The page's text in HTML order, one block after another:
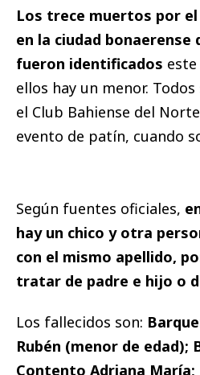
Los trece muertos por
en la ciudad bonaerense
fueron identificados
ellos hay un menor.
el Club Bahiense del
evento de patín, cuando
Según fuentes oficiales,
hay un chico y otra
con el mismo apellido,
tratar de padre e hijo o
Los fallecidos son:
Rubén (menor de edad);
Contento Adriana